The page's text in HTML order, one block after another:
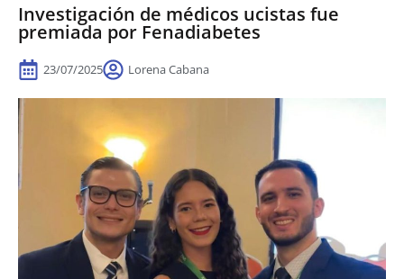
Investigación de médicos ucistas fue
premiada por Fenadiabetes
23/07/2025 Lorena Cabana